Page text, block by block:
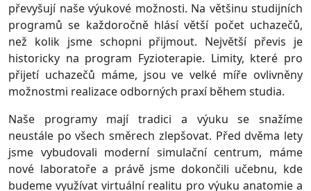
převyšují naše výukové možnosti. Na většinu studijních
programů se každoročně hlásí větší počet uchazečů,
než kolik jsme schopni přijmout. Největší převis je
historicky na program Fyzioterapie. Limity, které pro
přijetí uchazečů máme, jsou ve velké míře ovlivněny
možnostmi realizace odborných praxí během studia.
Naše programy mají tradici a výuku se snažíme
neustále po všech směrech zlepšovat. Před dvěma lety
jsme vybudovali moderní simulační centrum, máme
nové laboratoře a právě jsme dokončili učebnu, kde
budeme využívat virtuální realitu pro výuku anatomie a